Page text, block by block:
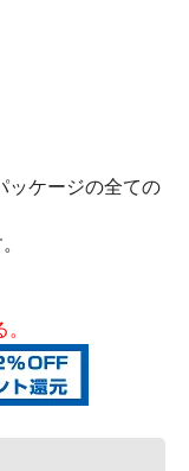
ッケージの全ての